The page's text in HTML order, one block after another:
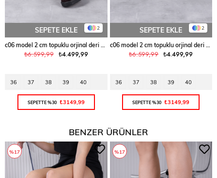
2
SEPETE EKLE
c06 model 2 cm topuklu orjinal deri uzun çizme KAHVE
₺4.499,99
₺6.599,99
36 37 38 39 40
SEPETTE %30 ₺3149,99
2
SEPETE EKLE
c06 model 2 cm topuklu orjinal deri uzun çizme SIYAH
₺4.499,99
₺6.599,99
36 37 38 39 40
SEPETTE %30 ₺3149,99
BENZER ÜRÜNLER
%17 %17